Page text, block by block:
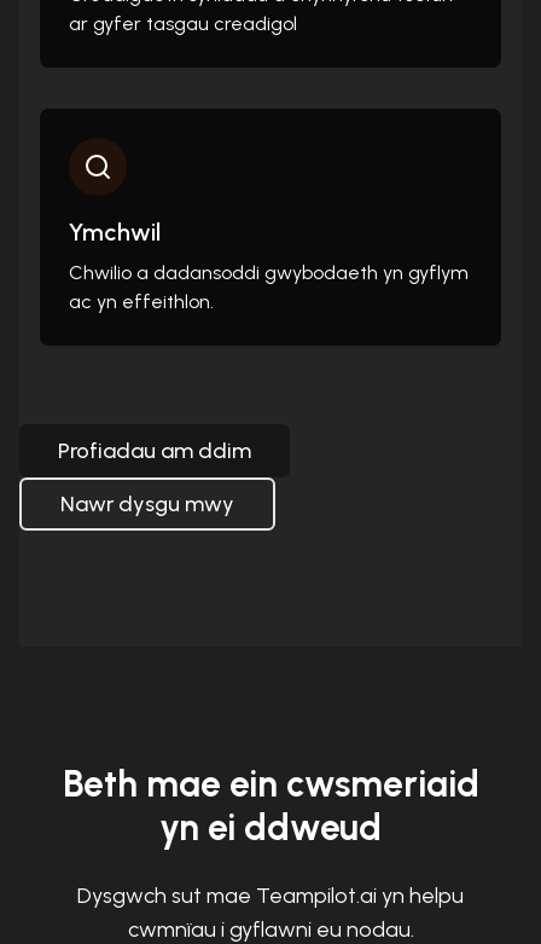
ar gyfer tasgau creadigol
Ymchwil
Chwilio a dadansoddi gwybodaeth yn gyflym
ac yn effeithlon.
Profiadau am ddim
Nawr dysgu mwy
Beth mae ein cwsmeriaid
yn ei ddweud
Dysgwch sut mae Teampilot.ai yn helpu
cwmnïau i gyflawni eu nodau.